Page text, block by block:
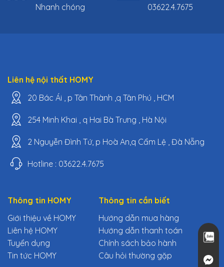
Nhanh chóng
03622.4.7675
Liên hệ nội thất HOMY
20 Bác Ái , p Tân Thành ,q Tân Phú , HCM
254 Minh Khai , q Hai Bà Trưng , Hà Nội
2 Nguyễn Đình Tứ, p Hoà An,q Cẩm Lệ , Đà Nẵng
Hotline : 03622.4.7675
Thông tin HOMY
Giới thiệu về HOMY
Liên hệ HOMY
Tuyển dụng
Tin tức HOMY
Thông tin cần biết
Hướng dẫn mua hàng
Hướng dẫn thanh toán
Chính sách bảo hành
Câu hỏi thường gặp